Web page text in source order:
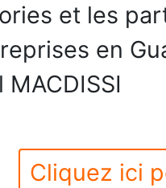
et les
en
Cliquez ici